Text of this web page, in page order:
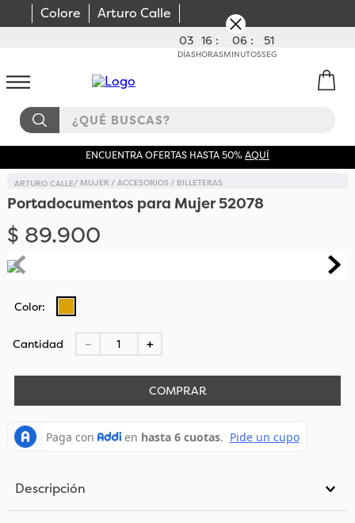
Colore Arturo Calle
03
DÍAS
16:
HORAS
06:
MINUTOS
51
SEG
¿QUÉ BUSCAS?
ENCUENTRA OFERTAS HASTA 50%AQUÍ
MUJER ACCESORIOS BILLETERAS
Portadocumentos para Mujer 52078
$ 89.900
Cantidad ＋
－
COMPRAR
Descripción